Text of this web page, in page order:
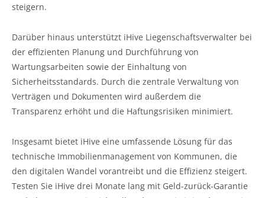
steigern.
Darüber hinaus unterstützt iHive Liegenschaftsverwalter bei
der effizienten Planung und Durchführung von
Wartungsarbeiten sowie der Einhaltung von
Sicherheitsstandards. Durch die zentrale Verwaltung von
Verträgen und Dokumenten wird außerdem die
Transparenz erhöht und die Haftungsrisiken minimiert.
Insgesamt bietet iHive eine umfassende Lösung für das
technische Immobilienmanagement von Kommunen, die
den digitalen Wandel vorantreibt und die Effizienz steigert.
Testen Sie iHive drei Monate lang mit Geld-zurück-Garantie